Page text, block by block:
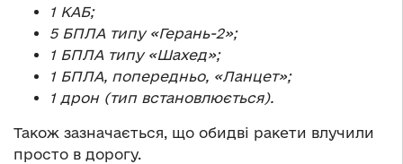
1 КАБ;
5 БПЛА типу «Герань-2»;
1 БПЛА типу «Шахед»;
1 БПЛА, попередньо, «Ланцет»;
1 дрон (тип встановлюється).
Також зазначається, що обидві ракети влучили
просто в дорогу.